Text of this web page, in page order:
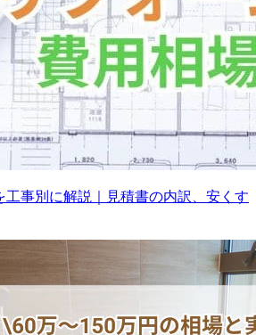
工事別に解説｜見積書の内訳、安くす